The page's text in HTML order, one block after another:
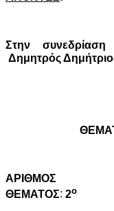
Στην συνεδρίαση
Δημητρός
A ΡΙΘΜΟΣ
ΘΕΜΑΤΟΣ: 2ο